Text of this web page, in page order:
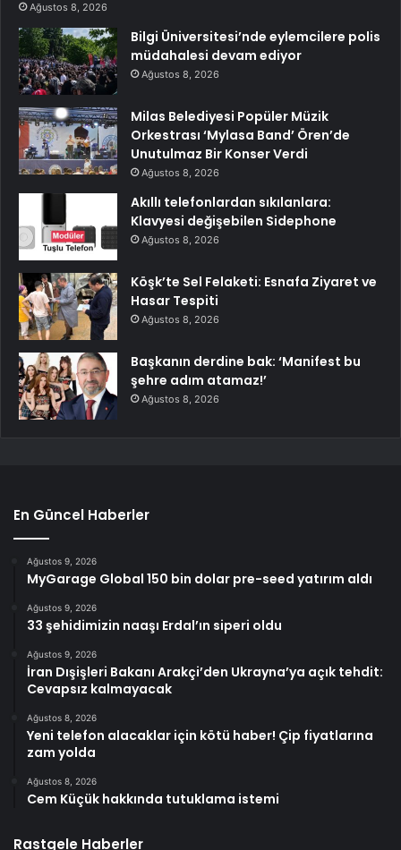
Ağustos 8, 2026
Bilgi Üniversitesi’nde eylemcilere polis
müdahalesi devam ediyor
Ağustos 8, 2026
Milas Belediyesi Popüler Müzik
Orkestrası ‘Mylasa Band’ Ören’de
Unutulmaz Bir Konser Verdi
Ağustos 8, 2026
Akıllı telefonlardan sıkılanlara:
Klavyesi değişebilen Sidephone
Ağustos 8, 2026
Köşk’te Sel Felaketi: Esnafa Ziyaret ve
Hasar Tespiti
Ağustos 8, 2026
Başkanın derdine bak: ‘Manifest bu
şehre adım atamaz!’
Ağustos 8, 2026
En Güncel Haberler
Ağustos 9, 2026
MyGarage Global 150 bin dolar pre-seed yatırım aldı
Ağustos 9, 2026
33 şehidimizin naaşı Erdal’ın siperi oldu
Ağustos 9, 2026
İran Dışişleri Bakanı Arakçi’den Ukrayna’ya açık tehdit:
Cevapsız kalmayacak
Ağustos 8, 2026
Yeni telefon alacaklar için kötü haber! Çip fiyatlarına
zam yolda
Ağustos 8, 2026
Cem Küçük hakkında tutuklama istemi
Rastgele Haberler